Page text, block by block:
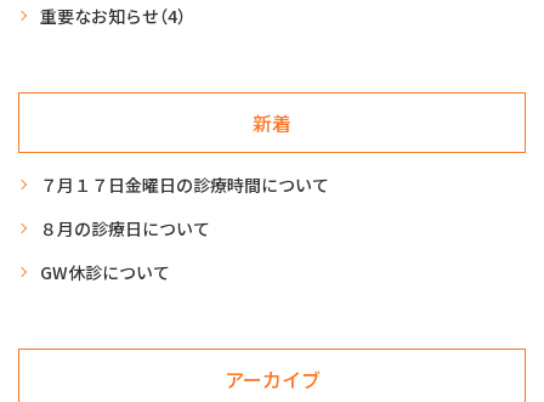
重要なお知らせ（4）
新着
７月１７日金曜日の診療時間について
８月の診療日について
GW休診について
アーカイブ